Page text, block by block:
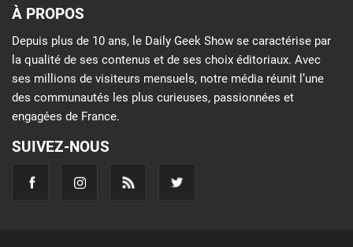
À PROPOS
Depuis plus de 10 ans, le Daily Geek Show se caractérise par
la qualité de ses contenus et de ses choix éditoriaux. Avec
ses millions de visiteurs mensuels, notre média réunit l’une
des communautés les plus curieuses, passionnées et
engagées de France.
SUIVEZ-NOUS